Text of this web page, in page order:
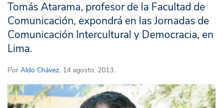
Tomás Atarama, profesor de la Facultad de
Comunicación, expondrá en las Jornadas de
Comunicación Intercultural y Democracia, en
Lima.
Por Aldo Chávez. 14 agosto, 2013.